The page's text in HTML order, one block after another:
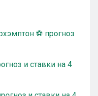
⚽ прогноз
и ставки на 4